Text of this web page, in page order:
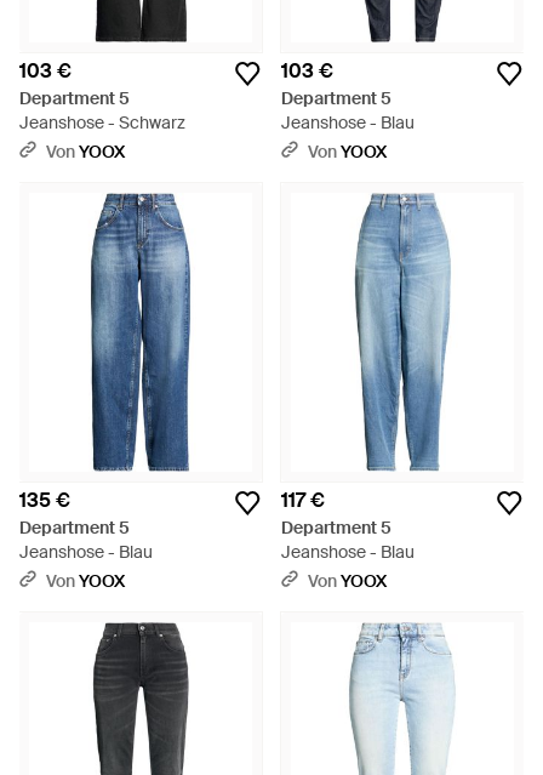
103 €
Department 5
Jeanshose - Schwarz
VonYOOX
103 €
Department 5
Jeanshose - Blau
VonYOOX
135 €
Department 5
Jeanshose - Blau
VonYOOX
117 €
Department 5
Jeanshose - Blau
VonYOOX